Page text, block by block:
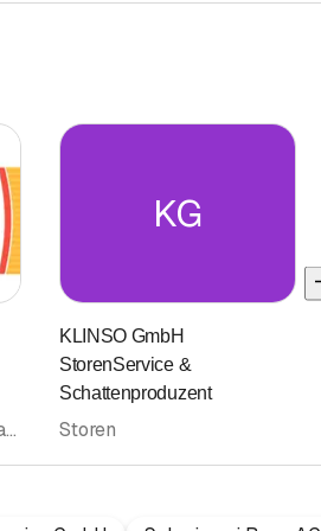
Storen • Storen und Rollladen • Insektenschutz • Sonnenschutz • Reparaturen • Fensterläden
KG
KLINSO GmbH
StorenService &
Schattenproduzent
Storen